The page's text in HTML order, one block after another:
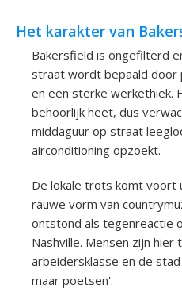
Het karakter van
Bakersfield is ongefilterd
straat wordt bepaald door
en een sterke werkethiek.
behoorlijk heet, dus
middaguur op straat
airconditioning opzoekt.
De lokale trots komt voort
rauwe vorm van
ontstond als tegenreactie
Nashville. Mensen zijn
arbeidersklasse en de
maar poetsen'.